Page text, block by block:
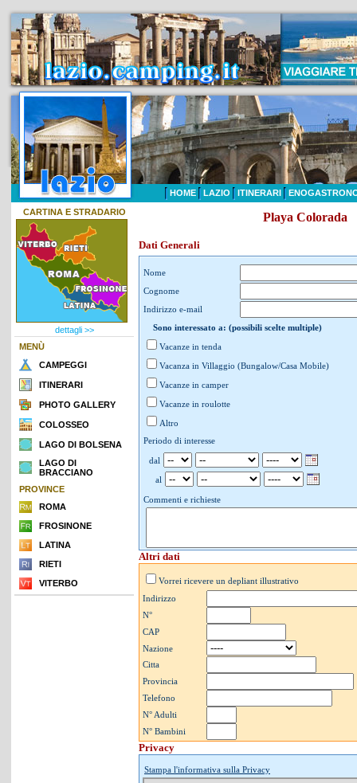
HOME LAZIO ITINERARI
CARTINA E STRADARIO
dettagli >>
MENÙ
CAMPEGGI
ITINERARI
PHOTO GALLERY
COLOSSEO
LAGO DI BOLSENA
LAGO DI
BRACCIANO
PROVINCE
ROMA
FROSINONE
LATINA
RIETI
VITERBO
Playa Colorada
Dati Generali
Nome
Cognome
Indirizzo e-mail
Sono interessato a: (possibili scelte multiple)
Vacanze in tenda
Vacanza in Villaggio (Bungalow/Casa Mobile)
Vacanze in camper
Vacanze in roulotte
Altro
Periodo di interesse
dal
al
Commenti e richieste
Altri dati
Vorrei ricevere un depliant illustrativo
Indirizzo
N°
CAP
Nazione
Citta
Provincia
Telefono
N° Adulti
N° Bambini
Privacy
Stampa l'informativa sulla Privacy